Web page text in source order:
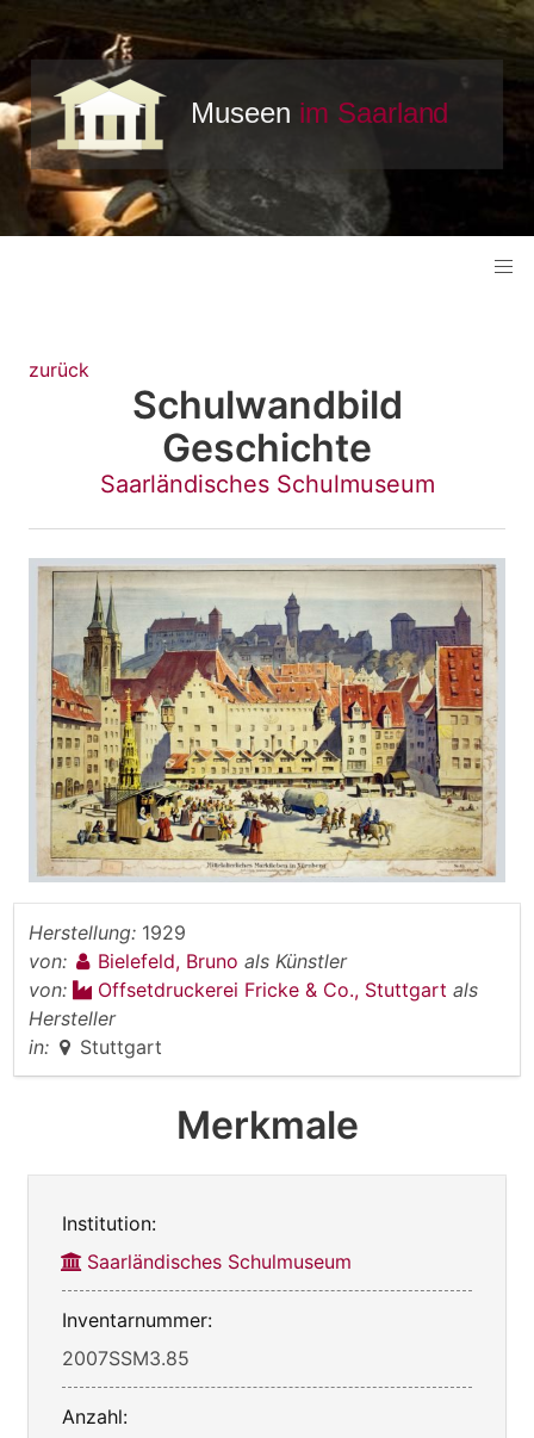
zurück
Schulwandbild
Geschichte
Saarländisches Schulmuseum
Herstellung: 1929
von:
Bielefeld, Bruno als Künstler
von:
Offsetdruckerei Fricke & Co., Stuttgart als
Hersteller
in:
Stuttgart
Merkmale
Institution:
Saarländisches Schulmuseum
Inventarnummer:
2007SSM3.85
Anzahl: